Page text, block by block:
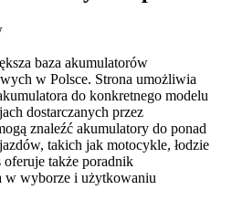
baza akumulatorów
w Polsce. Strona umożliwia
do konkretnego modelu
dostarczanych przez
znaleźć akumulatory do ponad
takich jak motocykle, łodzie
także poradnik
w wyborze i użytkowaniu